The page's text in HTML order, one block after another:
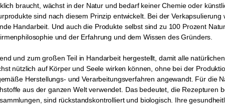
braucht, wächst in der Natur und bedarf keiner Chemie oder
sind nach diesem Prinzip entwickelt. Bei der Verkapsulierung
Handarbeit. Und auch die Produkte selbst sind zu 100 Prozent
und der Erfahrung und dem Wissen des Gründers.
und zum großen Teil in Handarbeit hergestellt, damit alle
nützlich auf Körper und Seele wirken können, ohne bei der
Herstellungs- und Verarbeitungsverfahren angewandt. Für die
aus der ganzen Welt verwendet. Das bedeutet, die Rezepturen
sind rückstandskontrolliert und biologisch. Ihre